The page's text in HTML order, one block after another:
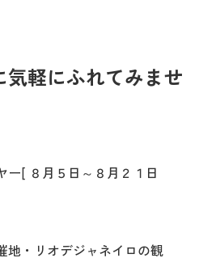
気軽にふれてみませ
ー[ ８月５日～８月２１日
地・リオデジャネイロの観